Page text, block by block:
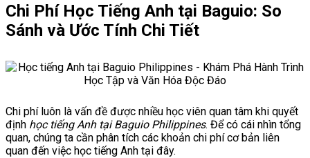
Chi Phí Học Tiếng Anh tại Baguio: So
Sánh và Ước Tính Chi Tiết
Chi phí luôn là vấn đề được nhiều học viên quan tâm khi quyết
định học tiếng Anh tại Baguio Philippines. Để có cái nhìn tổng
quan, chúng ta cần phân tích các khoản chi phí cơ bản liên
quan đến việc học tiếng Anh tại đây.